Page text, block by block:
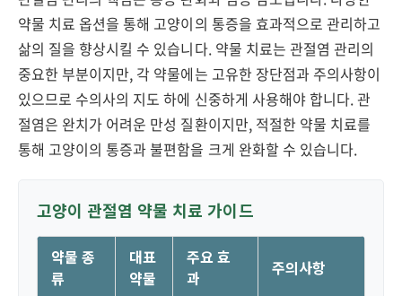
약물 치료 옵션을 통해 고양이의 통증을 효과적으로 관리하고
삶의 질을 향상시킬 수 있습니다. 약물 치료는 관절염 관리의
중요한 부분이지만, 각 약물에는 고유한 장단점과 주의사항이
있으므로 수의사의 지도 하에 신중하게 사용해야 합니다. 관
절염은 완치가 어려운 만성 질환이지만, 적절한 약물 치료를
통해 고양이의 통증과 불편함을 크게 완화할 수 있습니다.
고양이 관절염 약물 치료 가이드
약물 종
류
대표
약물
주요 효
과
주의사항